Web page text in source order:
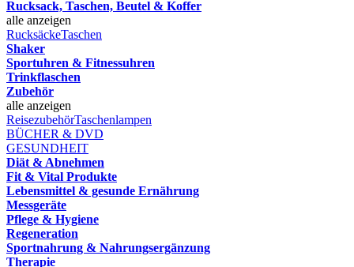
Rucksack, Taschen, Beutel & Koffer
alle anzeigen
RucksäckeTaschen
Shaker
Sportuhren & Fitnessuhren
Trinkflaschen
Zubehör
alle anzeigen
ReisezubehörTaschenlampen
BÜCHER & DVD
GESUNDHEIT
Diät & Abnehmen
Fit & Vital Produkte
Lebensmittel & gesunde Ernährung
Messgeräte
Pflege & Hygiene
Regeneration
Sportnahrung & Nahrungsergänzung
Therapie